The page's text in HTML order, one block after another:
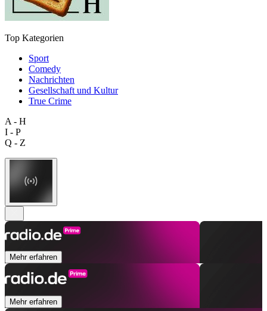
Top Kategorien
Sport
Comedy
Nachrichten
Gesellschaft und Kultur
True Crime
A - H
I - P
Q - Z
Mehr erfahren
Mehr erfahren